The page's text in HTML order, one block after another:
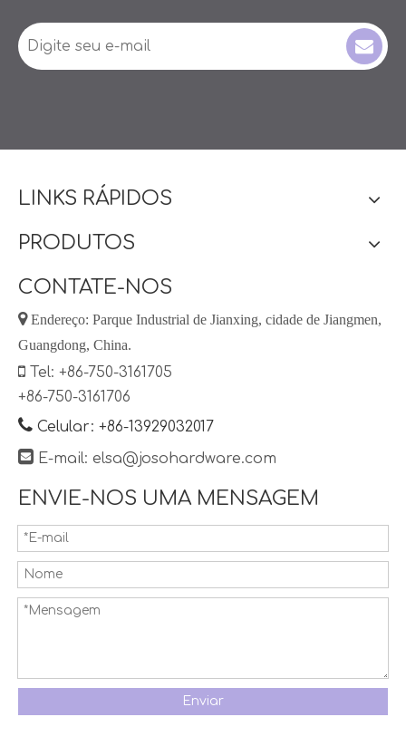
LINKS RÁPIDOS
PRODUTOS
CONTATE-NOS
Endereço: Parque Industrial de Jianxing, cidade de Jiangmen,
Guangdong, China.
 Tel: +86-750-3161705
+86-750-3161706
 Celular: +86-13929032017
 E-mail: elsa@josohardware.com
ENVIE-NOS UMA MENSAGEM
Enviar